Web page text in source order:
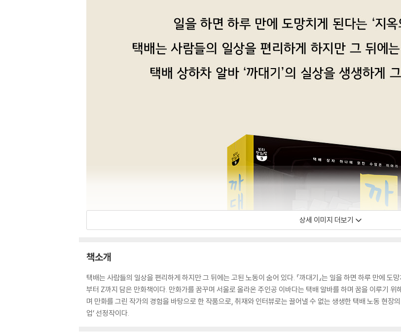
상세 이미지 더보기
책소개
택배는 사람들의 일상을 편리하게 하지만 그 뒤에는 고된 노동이 숨어 있다. 『까대기』는 일을 하면 하루 만에
부터 Z까지 담은 만화책이다. 만화가를 꿈꾸며 서울로 올라온 주인공 이바다는 택배 알바를 하며 꿈을 이루기 위
며 만화를 그린 작가의 경험을 바탕으로 한 작품으로, 취재와 인터뷰로는 끌어낼 수 없는 생생한 택배 노동 현장
업’ 선정작이다.